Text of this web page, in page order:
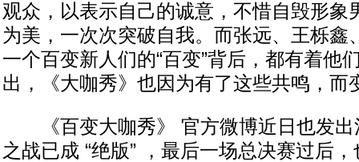
观众，以表示自己的诚意，不惜自毁形象
为美，一次次突破自我。而张远、王栎鑫
一个百变新人们的“百变”背后，都有着他
出，《大咖秀》也因为有了这些共鸣，而
《百变大咖秀》 官方微博近日也发出
之战已成 “绝版” ，最后一场总决赛过后